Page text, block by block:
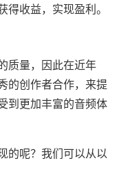
收益，实现盈利。
质量，因此在近年
的创作者合作，来提
到更加丰富的音频体
的呢？我们可以从以